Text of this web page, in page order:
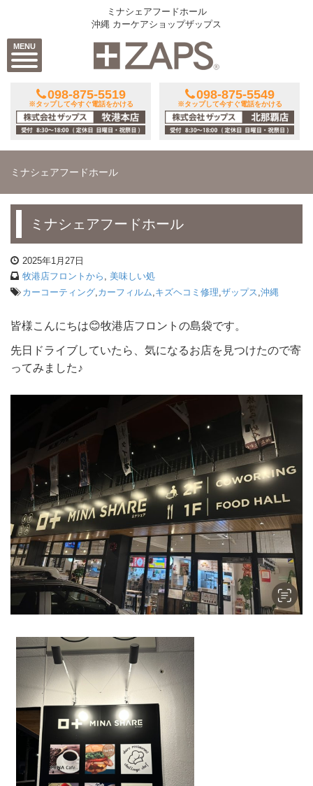
MENU
ミナシェアフードホール
沖縄 カーケアショップザップス
098-875-5519
※タップして今すぐ電話をかける
098-875-5549
※タップして今すぐ電話をかける
ミナシェアフードホール
ミナシェアフードホール
2025年1月27日
牧港店フロントから
美味しい処
カーコーティング カーフィルム キズヘコミ修理 ザップス 沖縄
皆様こんにちは😊牧港店フロントの島袋です。
先日ドライブしていたら、気になるお店を見つけたので寄
ってみました♪